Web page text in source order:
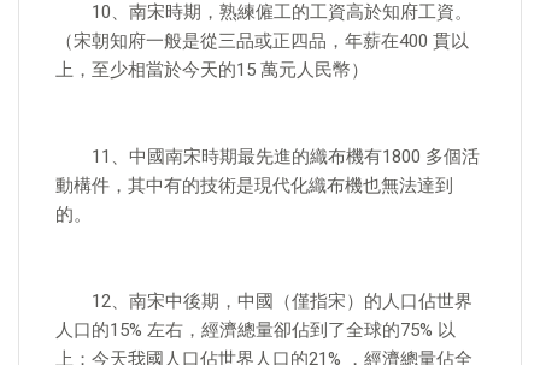
10、南宋時期，熟練僱工的工資高於知府工資。
（宋朝知府一般是從三品或正四品，年薪在400 貫以
上，至少相當於今天的15 萬元人民幣）
11、中國南宋時期最先進的織布機有1800 多個活
動構件，其中有的技術是現代化織布機也無法達到
的。
12、南宋中後期，中國（僅指宋）的人口佔世界
人口的15% 左右，經濟總量卻佔到了全球的75% 以
上；今天我國人口佔世界人口的21% ，經濟總量佔全